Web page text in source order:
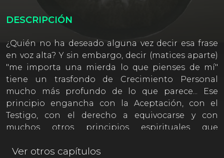
DESCRIPCIÓN
¿Quién no ha deseado alguna vez decir esa frase
en voz alta? Y sin embargo, decir (matices aparte)
"me importa una mierda lo que pienses de mí"
tiene un trasfondo de Crecimiento Personal
mucho más profundo de lo que parece... Ese
principio engancha con la Aceptación, con el
Testigo, con el derecho a equivocarse y con
muchos otros principios espirituales que
fundamental para aprender cómo ser más feliz y,
Ver otros capítulos